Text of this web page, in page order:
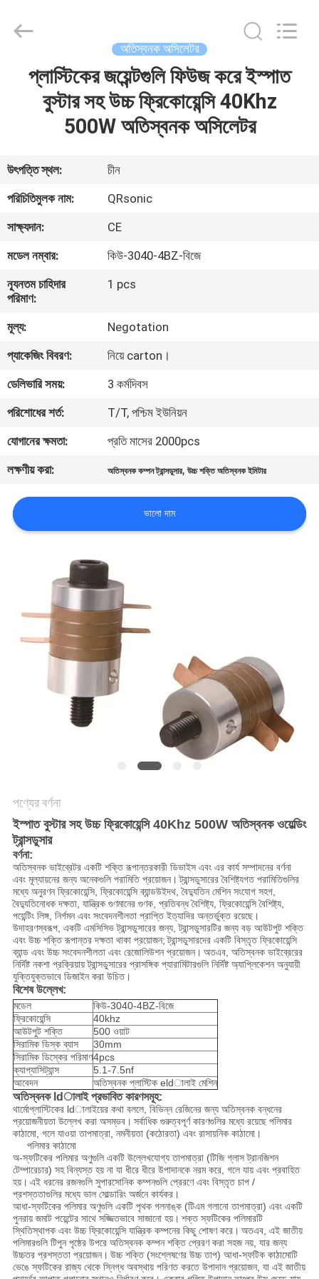
আমাদের
সম্বন্ধে
কারখানা
পরিদর্শন
নিয়ন্ত্রণ
আমাদের
সাথে
যোগাযোগ
করুন
খবর
উদ্ধৃতি
অনুরোধ
নীতি
Equipment
Co.,Ltd.
অতিস্বনক অসিলেটর
প্লাস্টিকের জয়েন্টগুলি ফিউজ করে ইস্পাত
বুস্টার সহ উচ্চ ফ্রিকোয়েন্সি 40Khz
500W অতিস্বনক অসিলেটর
উৎপত্তি স্থল:
চীন
পরিচিতিমুলক নাম:
QRsonic
সাক্ষ্যদান:
CE
মডেল নম্বার:
কিউ-3040-4BZ-বিজে
ন্যূনতম চাহিদার
পরিমাণ:
1 pcs
মূল্য:
Negotation
প্যাকেজিং বিবরণ:
নিয়ে carton।
ডেলিভারি সময়:
3 কর্মদিবস
পরিশোধের শর্ত:
T/T, পশ্চিম ইউনিয়ন
যোগানের ক্ষমতা:
প্রতি মাসের 2000pcs
লক্ষণীয় করা:
অতিস্বনক কম্পন ট্রান্সডুসার,উচ্চ শক্তি অতিস্বনক ইমিটার
ভালো দাম
পণ্যের বর্ণনা
ইস্পাত বুস্টার সহ উচ্চ ফ্রিকোয়েন্সি 40Khz 500W অতিস্বনক ওয়েল্ডিং
ট্রান্সডুসার
বর্ণনা:
অতিস্বনক ভাইব্রেটর একটি শক্তি রূপান্তরকারী ডিভাইস এবং এর কার্য সম্পাদনের বর্ণনা
এবং মূল্যায়নের জন্য অনেকগুলি পরামিতি প্রয়োজন। ট্রান্সডুসারের বৈশিষ্ট্যগত পরামিতিগুলির
মধ্যে অনুরণন ফ্রিকোয়েন্সি, ফ্রিকোয়েন্সি ব্যান্ডউইদথ, বৈদ্যুতিন মেশিন সংযোগ সহগ,
বৈদ্যুতিনোধক দক্ষতা, যান্ত্রিক গুণমানের গুণক, প্রতিবন্ধ বৈশিষ্ট্য, ফ্রিকোয়েন্সি বৈশিষ্ট্য,
পয়েন্টিং লিঙ্গ, নির্গমন এবং সংবেদনশীলতা প্রাপ্তি ইত্যাদির অন্তর্ভুক্ত রয়েছে।
উদাহরণস্বরূপ, একটি এমসিসিভ ট্রান্সডুসারের জন্য, ট্রান্সডুসারটির জন্য বড় আউটপুট শক্তি
এবং উচ্চ শক্তি রূপান্তর দক্ষতা থাকা প্রয়োজন; ট্রান্সডুসারদের একটি বিস্তৃত ফ্রিকোয়েন্সি
ব্যান্ড এবং উচ্চ সংবেদনশীলতা এবং রেজোলিউশন প্রয়োজন। অতএব, অতিস্বনক ভাইব্রেরের
নির্দিষ্ট নকশা প্রক্রিয়ায় ট্রান্সডুসারের প্রাসঙ্গিক প্যারামিটারগুলি নির্দিষ্ট অ্যাপ্লিকেশন অনুযায়ী
যুক্তিযুক্তভাবে ডিজাইন করা উচিত।
বিশেষ উল্লেখ:
মডেল
কিউ-3040-4BZ-বিজে
ফ্রিকোয়েন্সি
40khz
আউটপুট শক্তি
500 ওয়াট
সিরামিক ডিস্ক ব্যাস
30mm
সিরামিক ডিস্কের পরিমাণ4pcs
ক্যাপ্যাসিট্যান্স
5.1-7.5nf
আবেদন
অতিস্বনক প্লাস্টিক eldালাই মেশিন
অতিস্বনক ldালাই প্রভাবিত কারণসমূহ:
থার্মোপ্লাস্টিকের ldালাইয়ের কথা বললে, বিভিন্ন রেজিনের জন্য অতিস্বনক বন্ধনের
প্রয়োজনীয়তা উল্লেখ করা অসম্ভব। সর্বাধিক গুরুত্বপূর্ণ কারণগুলির মধ্যে রয়েছে পলিমার
কাঠামো, গলে যাওয়া তাপমাত্রা, নমনীয়তা (কঠোরতা) এবং রাসায়নিক কাঠামো।
পলিমার কাঠামো
অ-স্ফটিকের পলিমার অণুগুলি একটি উল্লেখযোগ্য তাপমাত্রা (টিজি গ্লাস ট্রানজিশন
টেম্পারেচার) সহ বিন্যস্ত হয় না যা ধীরে ধীরে উপাদানকে নরম করে, গলে যায় এবং প্রবাহিত
হয়। এই ধরনের রজনগুলি সুপারসোনিক কম্পনগুলি প্রেরণে এবং বিস্তৃত চাপ /
প্রশস্ততাগুলির মধ্যে ভাল সোল্ডারিং অর্জনে কার্যকর।
আধা-স্ফটিকের পলিমার অণুগুলি একটি পৃথক গলনাঙ্ক (টিএম গলানো তাপমাত্রা) এবং একটি
পুনরায় জমাট পয়েন্টের সাথে সজ্জিতভাবে সাজানো হয়। শক্ত স্ফটিকের পলিমারটি
স্থিতিস্থাপক এবং উচ্চ ফ্রিকোয়েন্সি যান্ত্রিক কম্পনের কিছু শোষণ করে। অতএব, এই জাতীয়
পলিমারগুলি টিপুন পৃষ্ঠের উপরে অতিস্বনক কম্পন শক্তি প্রেরণ করা সহজ নয়, যার জন্য
উচ্চতর প্রশস্ততা প্রয়োজন। উচ্চ শক্তি (সংশ্লেষণের উচ্চ তাপ) আধা-স্ফটিক কাঠামোটি
ভেঙে স্ফটিকের রাজ্য থেকে স্নিগ্ধ অবস্থায় পরিণত করতে উপাদান প্রয়োজন, যা এই জাতীয়